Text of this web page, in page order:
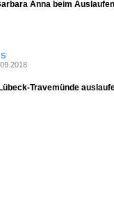
Anna beim
Travemünde